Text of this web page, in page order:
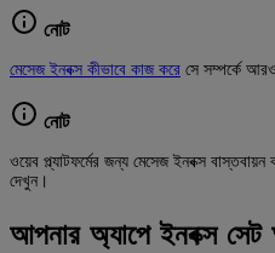
নোট
মেসেজ ইনবক্স কীভাবে কাজ করে সে সম্পর্কে
নোট
ওয়েব প্ল্যাটফর্মের জন্য মেসেজ ইনবক্স
দেখুন।
আপনার অ্যাপে ইনবক্স